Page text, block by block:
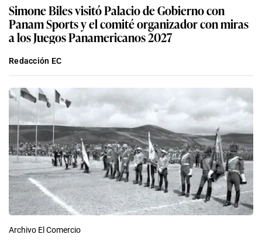
Simone Biles visitó Palacio de Gobierno con
Panam Sports y el comité organizador con miras
a los Juegos Panamericanos 2027
Redacción EC
Archivo El Comercio